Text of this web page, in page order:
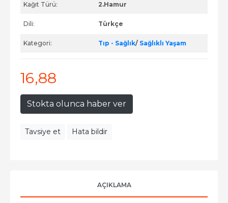
Kağıt Türü: 2.Hamur
Dili: Türkçe
Kategori: Tıp - Sağlık/ Sağlıklı Yaşam
16,88
Stokta olunca haber ver
Tavsiye et Hata bildir
AÇIKLAMA